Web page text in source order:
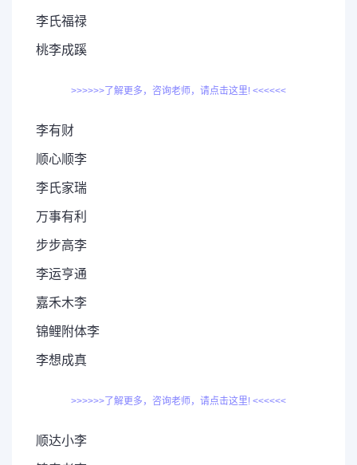
李氏福禄
桃李成蹊
>>>>>>了解更多，咨询老师，请点击这里! <<<<<<
李有财
顺心顺李
李氏家瑞
万事有利
步步高李
李运亨通
嘉禾木李
锦鲤附体李
李想成真
>>>>>>了解更多，咨询老师，请点击这里! <<<<<<
顺达小李